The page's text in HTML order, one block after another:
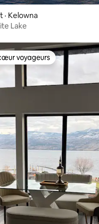
Kelowna
Lake
voyageurs parmi les plus
voyageurs